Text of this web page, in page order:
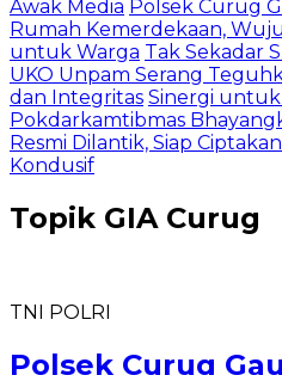
Awak Media Polsek Curug
Rumah Kemerdekaan,
untuk Warga Tak Sekadar
UKO Unpam Serang
dan Integritas Sinergi untuk
Pokdarkamtibmas
Resmi Dilantik, Siap
Kondusif
Topik GIA Curug
TNI POLRI
Polsek Curug